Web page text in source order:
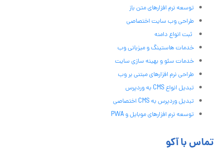
توسعه نرم افزارهای متن باز
طراحی وب سایت اختصاصی
ثبت انواع دامنه
خدمات هاستینگ و میزبانی وب
خدمات سئو و بهینه سازی سایت
طراحی نرم افزارهای مبتنی بر وب
تبدیل انواع CMS به وردپرس
تبدیل وردپرس به CMS اختصاصی
توسعه نرم افزارهای موبایل و PWA
تماس با آکو